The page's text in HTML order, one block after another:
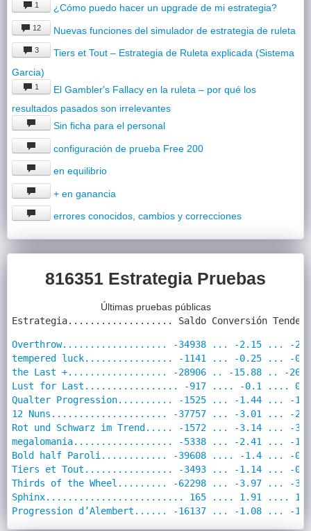
1 ¿Cómo puedo hacer un upgrade de mi estrategia?
12 Nuevas funciones del simulador de estrategia de ruleta
3
Tiers et Tout – Estrategia de Ruleta explicada (Sistema
Garcia)
1
El Gambler's Fallacy en la ruleta – por qué los
resultados pasados son irrelevantes
Sin ficha para el personal
configuración de prueba Free 200
en equilibrio
+ en ganancia
errores conocidos, cambios y correcciones
816351 Estrategia Pruebas
Últimas pruebas públicas
Estrategia................... Saldo Conversión
Overthrow................... -34938 ... -2.15 ... -
tempered luck................ -1141 ... -0.25 ... -
the Last +.................. -28906 .. -15.88 .. -
Lust for Last................. -917 .... -0.1 ....
Qualter Progression.......... -1525 ... -1.44 ... -
12 Nuns..................... -37757 ... -3.01 ... -
Rot und Schwarz im Trend..... -1572 ... -3.14 ... -
megalomania.................. -5338 ... -2.41 ... -
Bold half Paroli............ -39608 .... -1.4 ... -
Tiers et Tout................ -3493 ... -1.14 ... -
Thirds of the Wheel......... -62298 ... -3.97 ... -
Sphinx......................... 165 .... 1.91 ....
Progression d’Alembert...... -16137 ... -1.08 ... -